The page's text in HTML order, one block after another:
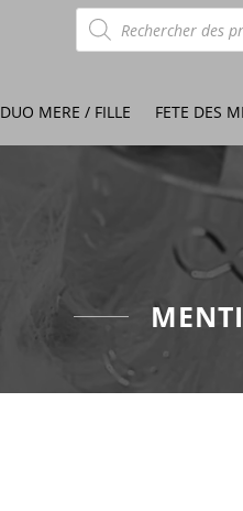
Recherche
de
produits
DUO MERE / FILLE FETE DES